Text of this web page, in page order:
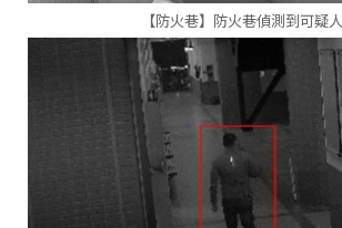
【防火巷】防火巷偵測到可疑